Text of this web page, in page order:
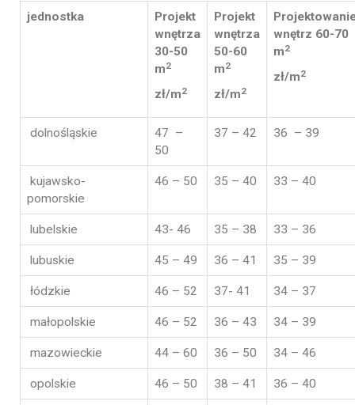
jednostka
Projekt
wnętrza
30-50
m2
zł/m2
Projekt
wnętrza
50-60
m2
zł/m2
wnętrz 60-70
m2
zł/m2
dolnośląskie
47 –
50
37 – 42 36 – 39
kujawsko-
pomorskie
46 – 50 35 – 40 33 – 40
lubelskie 43- 46 35 – 38 33 – 36
lubuskie 45 – 49 36 – 41 35 – 39
łódzkie 46 – 52 37- 41 34 – 37
małopolskie 46 – 52 36 – 43 34 – 39
mazowieckie 44 – 60 36 – 50 34 – 46
opolskie 46 – 50 38 – 41 36 – 40